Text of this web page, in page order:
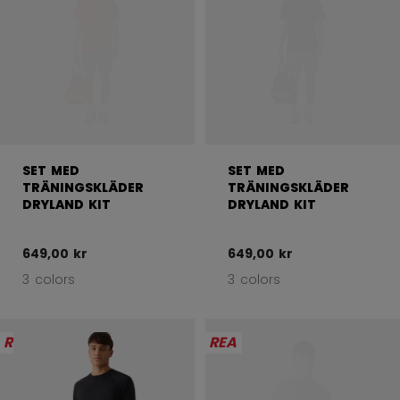
SET MED
TRÄNINGSKLÄDER
DRYLAND KIT
649,00 kr
3 colors
SET MED
TRÄNINGSKLÄDER
DRYLAND KIT
649,00 kr
3 colors
REA REA